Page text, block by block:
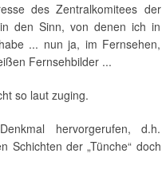
des Zentralkomitees der
den Sinn, von denen ich in
... nun ja, im Fernsehen,
Fernsehbilder ...
so laut zuging.
hervorgerufen, d.h.
Schichten der „Tünche“ doch